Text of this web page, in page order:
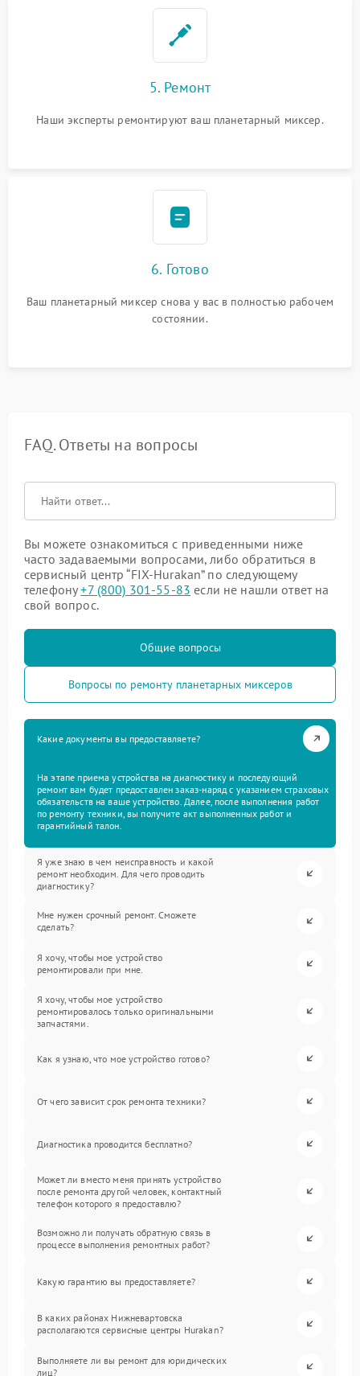
5. Ремонт
Наши эксперты ремонтируют ваш планетарный миксер.
6. Готово
Ваш планетарный миксер снова у вас в полностью рабочем
состоянии.
FAQ. Ответы на вопросы
Вы можете ознакомиться с приведенными ниже
часто задаваемыми вопросами, либо обратиться в
сервисный центр “FIX-Hurakan” по следующему
телефону+7 (800) 301-55-83 если не нашли ответ на
свой вопрос.
Общие вопросы
Вопросы по ремонту планетарных миксеров
Какие документы вы предоставляете?
На этапе приема устройства на диагностику и последующий
ремонт вам будет предоставлен заказ-наряд с указанием страховых
обязательств на ваше устройство. Далее, после выполнения работ
по ремонту техники, вы получите акт выполненных работ и
гарантийный талон.
Я уже знаю в чем неисправность и какой
ремонт необходим. Для чего проводить
диагностику?
Мне нужен срочный ремонт. Сможете
сделать?
Я хочу, чтобы мое устройство
ремонтировали при мне.
Я хочу, чтобы мое устройство
ремонтировалось только оригинальными
запчастями.
Как я узнаю, что мое устройство готово?
От чего зависит срок ремонта техники?
Диагностика проводится бесплатно?
Может ли вместо меня принять устройство
после ремонта другой человек, контактный
телефон которого я предоставлю?
Возможно ли получать обратную связь в
процессе выполнения ремонтных работ?
Какую гарантию вы предоставляете?
В каких районах Нижневартовска
располагаются сервисные центры Hurakan?
Выполняете ли вы ремонт для юридических
лиц?